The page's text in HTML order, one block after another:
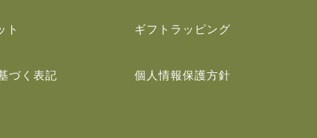
ト ギフトラッピング
づく表記 個人情報保護方針